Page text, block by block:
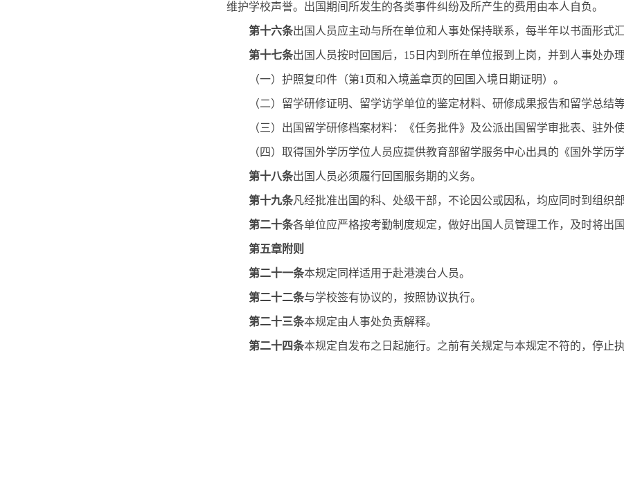
维护学校声誉。出国期间所发生的各类事件纠纷及所产生的费用由本人自负。
第十六条出国人员应主动与所在单位和人事处保持联系，每半年以书面形式
第十七条出国人员按时回国后，15日内到所在单位报到上岗，并到人事处办
（一）护照复印件（第1页和入境盖章页的回国入境日期证明）。
（二）留学研修证明、留学访学单位的鉴定材料、研修成果报告和留学总结
（三）出国留学研修档案材料：《任务批件》及公派出国留学审批表、驻外
（四）取得国外学历学位人员应提供教育部留学服务中心出具的《国外学历
第十八条出国人员必须履行回国服务期的义务。
第十九条凡经批准出国的科、处级干部，不论因公或因私，均应同时到组织
第二十条各单位应严格按考勤制度规定，做好出国人员管理工作，及时将出
第五章附则
第二十一条本规定同样适用于赴港澳台人员。
第二十二条与学校签有协议的，按照协议执行。
第二十三条本规定由人事处负责解释。
第二十四条本规定自发布之日起施行。之前有关规定与本规定不符的，停止执